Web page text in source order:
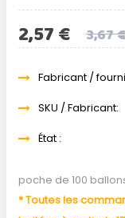
2,57 € 3,67
Fabricant /
SKU / Fabricant:
État :
poche de 100 ballons
* Toutes les